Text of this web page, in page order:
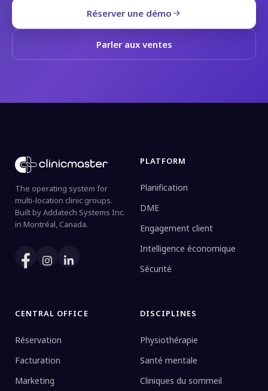
Réserver une démo
Parler aux ventes
The operating system for
multi-location clinic groups.
Built by Addatech Systems Inc.
in Montréal, Canada.
PLATFORM
Planification
DME
Engagement client
Intelligence économique
Sécurité
CENTRAL OFFICE
Réservation
Facturation
Marketing
DISCIPLINES
Physiothérapie
Santé mentale
Cliniques du sommeil